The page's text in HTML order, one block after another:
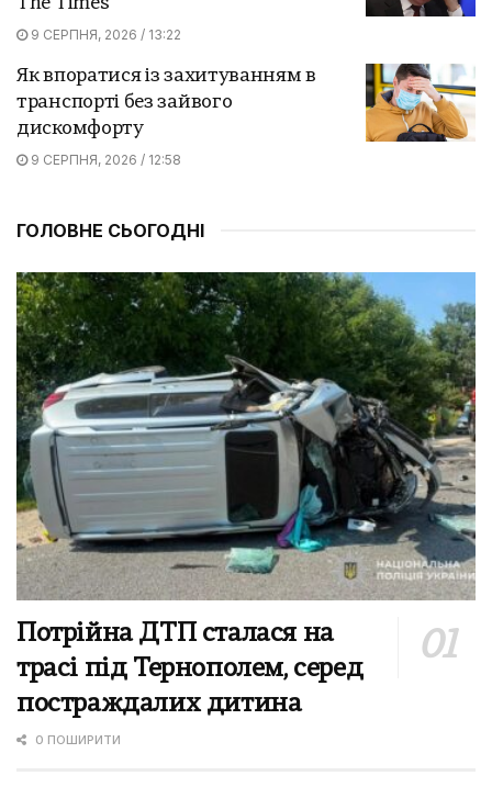
9 СЕРПНЯ, 2026 / 13:22
Як впоратися із захитуванням в
транспорті без зайвого
дискомфорту
9 СЕРПНЯ, 2026 / 12:58
ГОЛОВНЕ СЬОГОДНІ
Потрійна ДТП сталася на
трасі під Тернополем, серед
постраждалих дитина
0 ПОШИРИТИ